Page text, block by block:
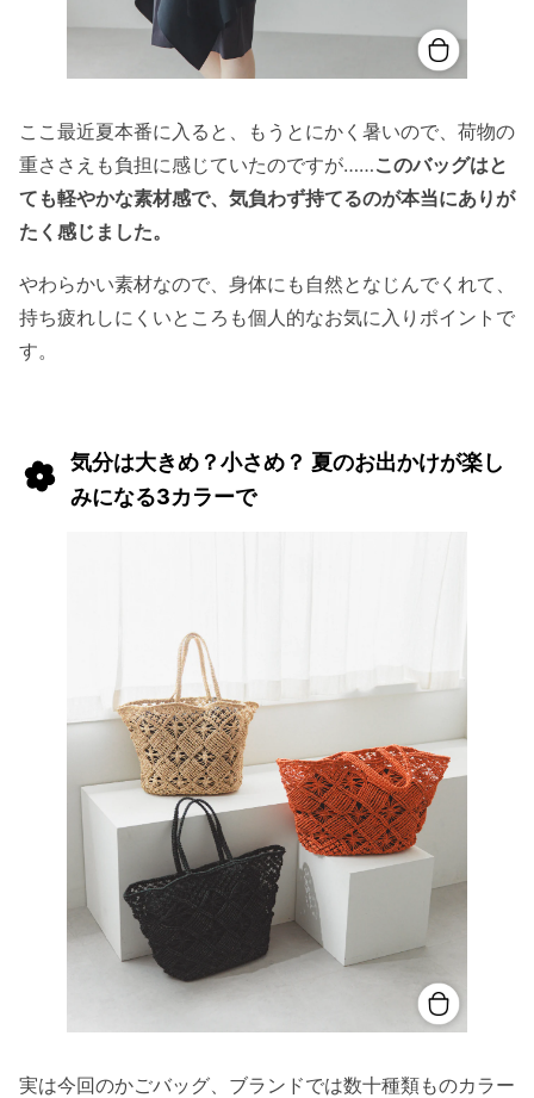
ここ最近夏本番に入ると、もうとにかく暑いので、荷物の
重ささえも負担に感じていたのですが……このバッグはと
ても軽やかな素材感で、気負わず持てるのが本当にありが
たく感じました。
やわらかい素材なので、身体にも自然となじんでくれて、
持ち疲れしにくいところも個人的なお気に入りポイントで
す。
気分は大きめ？小さめ？ 夏のお出かけが楽し
みになる3カラーで
実は今回のかごバッグ、ブランドでは数十種類ものカラー